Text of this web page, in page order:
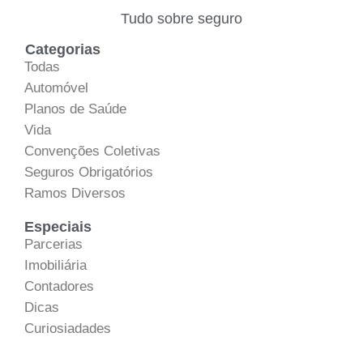
Tudo sobre seguro
Categorias
Todas
Automóvel
Planos de Saúde
Vida
Convenções Coletivas
Seguros Obrigatórios
Ramos Diversos
Especiais
Parcerias
Imobiliária
Contadores
Dicas
Curiosiadades